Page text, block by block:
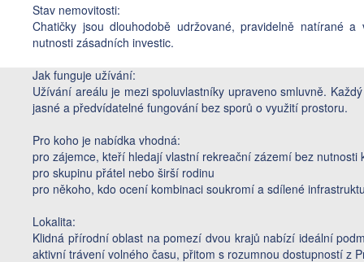
Stav nemovitosti:
Chatičky jsou dlouhodobě udržované, pravidelně natírané
nutnosti zásadních investic.
Jak funguje užívání:
Užívání areálu je mezi spoluvlastníky upraveno smluvně.
jasné a předvídatelné fungování bez sporů o využití prostoru.
Pro koho je nabídka vhodná:
pro zájemce, kteří hledají vlastní rekreační zázemí bez nutnosti
pro skupinu přátel nebo širší rodinu
pro někoho, kdo ocení kombinaci soukromí a sdílené
Lokalita:
Klidná přírodní oblast na pomezí dvou krajů nabízí ideální
aktivní trávení volného času, přitom s rozumnou dostupností z